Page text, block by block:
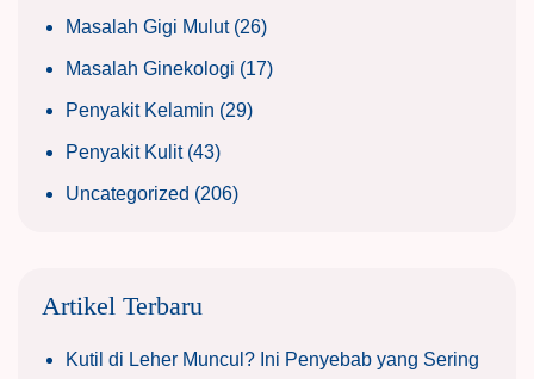
Masalah Gigi Mulut(26)
Masalah Ginekologi (17)
Penyakit Kelamin (29)
Penyakit Kulit(43)
Uncategorized (206)
Artikel Terbaru
Kutil di Leher Muncul? Ini Penyebab yang Sering